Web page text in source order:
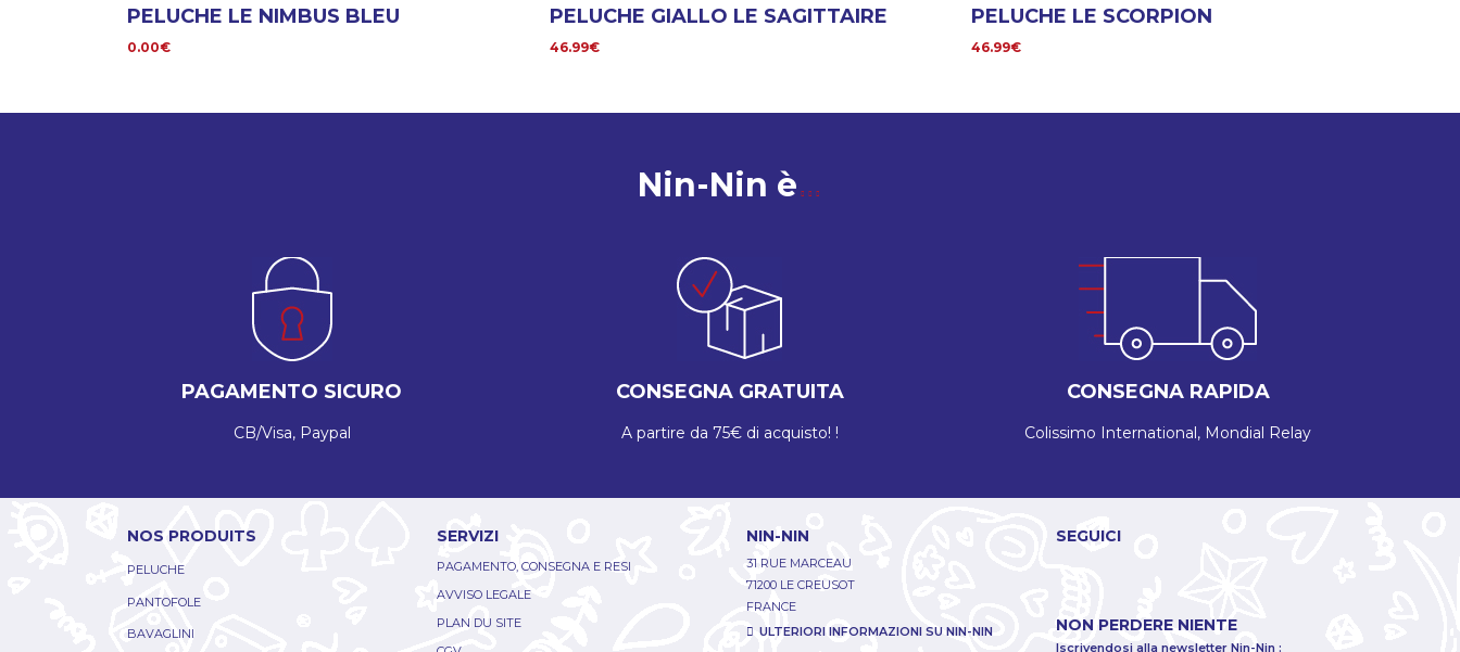
PELUCHE LE NIMBUS BLEU
0.00€
PELUCHE GIALLO LE SAGITTAIRE
46.99€
PELUCHE LE SCORPION
46.99€
Nin-Nin è
PAGAMENTO SICURO
CB/Visa, Paypal
CONSEGNA GRATUITA
A partire da 75€ di acquisto! !
CONSEGNA RAPIDA
Colissimo International, Mondial Relay
NOS PRODUITS
PELUCHE
PANTOFOLE
BAVAGLINI
SERVIZI
PAGAMENTO, CONSEGNA E RESI
AVVISO LEGALE
PLAN DU SITE
NIN-NIN
31 RUE MARCEAU
71200 LE CREUSOT
FRANCE
ULTERIORI INFORMAZIONI SU NIN-NIN
SEGUICI
NON PERDERE NIENTE
Iscrivendosi alla newsletter Nin-Nin :